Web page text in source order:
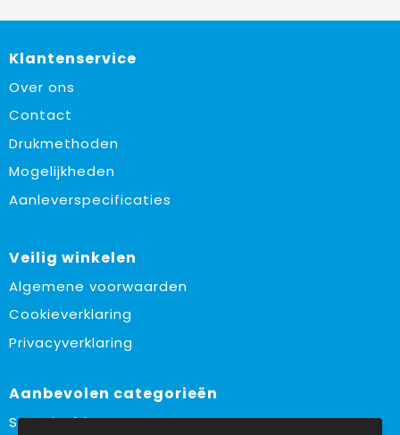
Klantenservice
Over ons
Contact
Drukmethoden
Mogelijkheden
Aanleverspecificaties
Veilig winkelen
Algemene voorwaarden
Cookieverklaring
Privacyverklaring
Aanbevolen categorieën
Sustainable